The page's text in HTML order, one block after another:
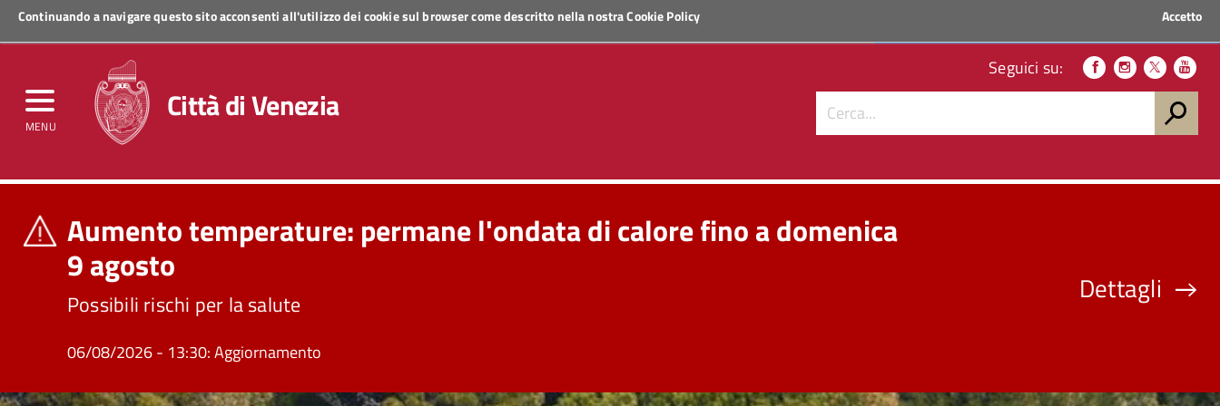
Continuando a navigare questo sito acconsenti all'utilizzo dei cookie sul browser come descritto nella nostraCookie Policy Accetto
MENU
Regione Veneto
Città di Venezia
Seguici su:
Aumento temperature: permane l'ondata di calore fino a domenica
9 agosto
Possibili rischi per la salute
06/08/2026 - 13:30: Aggiornamento
Dettagli